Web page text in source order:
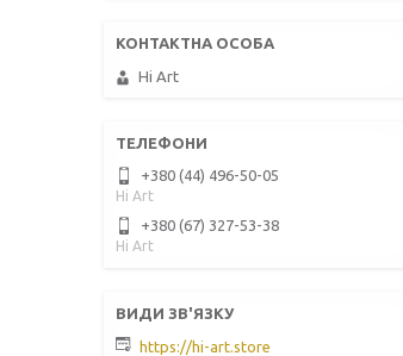
Hi Art
+380 (44) 496-50-05
Hi Art
+380 (67) 327-53-38
Hi Art
https://hi-art.store